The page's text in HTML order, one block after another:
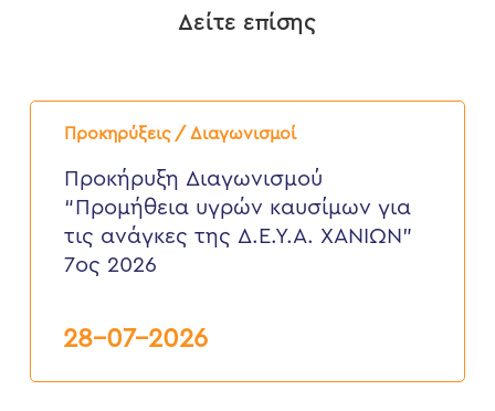
Δείτε επίσης
Προκηρύξεις / Διαγωνισμοί
Προκήρυξη
Διαγωνισμού
υγρών
καυσίμων
ανάγκες
2026
Προκήρυξη Διαγωνισμού
“Προμήθεια υγρών καυσίμων για
τις ανάγκες της Δ.Ε.Υ.Α. ΧΑΝΙΩΝ”
7ος 2026
28-07-2026